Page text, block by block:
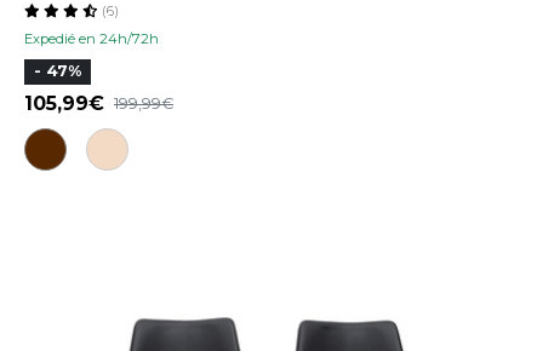
Expedié en 24h/72h
(6)
- 47%
105,99 199,99